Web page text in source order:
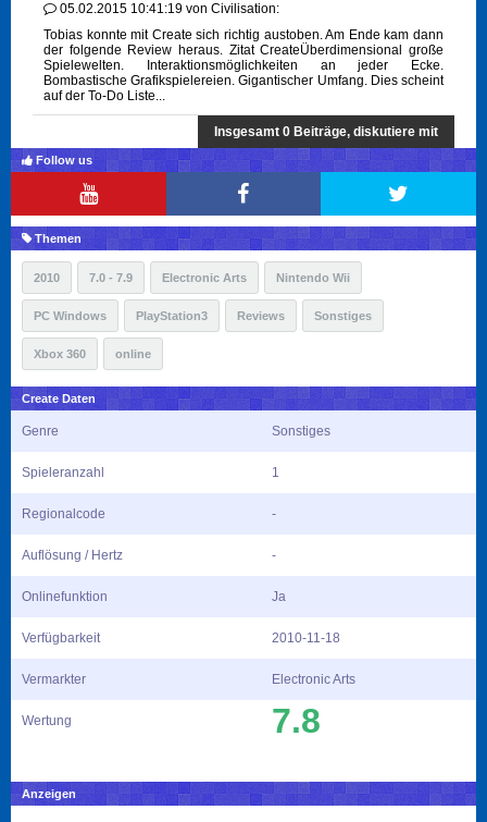
05.02.2015 10:41:19 von Civilisation:
Tobias konnte mit Create sich richtig austoben. Am Ende kam dann
der folgende Review heraus. Zitat CreateÜberdimensional große
Spielewelten. Interaktionsmöglichkeiten an jeder Ecke.
Bombastische Grafikspielereien. Gigantischer Umfang. Dies scheint
auf der To-Do Liste...
Insgesamt 0 Beiträge, diskutiere mit
Follow us
Themen
2010 7.0 - 7.9 Electronic Arts Nintendo Wii
PC Windows PlayStation3 Reviews Sonstiges
Xbox 360 online
Create Daten
Genre Sonstiges
Spieleranzahl 1
Regionalcode -
Auflösung / Hertz -
Onlinefunktion Ja
Verfügbarkeit 2010-11-18
Vermarkter Electronic Arts
Wertung 7.8
Anzeigen